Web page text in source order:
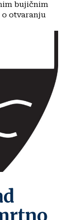
bujičnim
o otvaranju